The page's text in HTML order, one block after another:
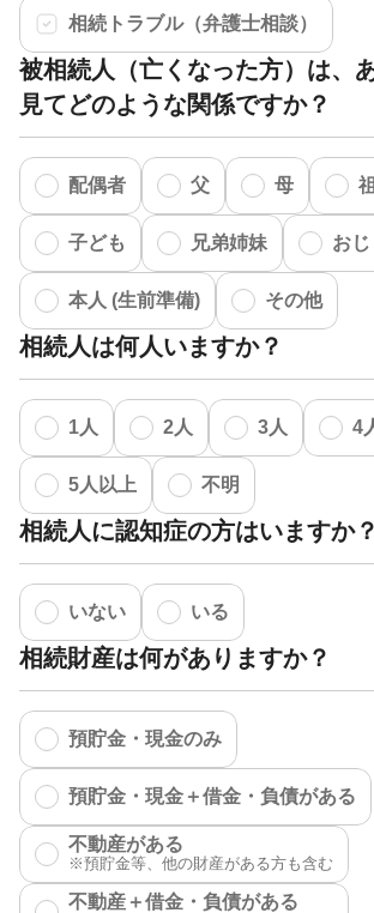
相続トラブル（弁護士相談）
被相続人（亡くなった方）は、
見てどのような関係ですか？
配偶者 父 母
子ども 兄弟姉妹 お
本人 (生前準備) その他
相続人は何人いますか？
1人 2人 3人 4
5人以上 不明
相続人に認知症の方はいますか？
いない いる
相続財産は何がありますか？
預貯金・現金のみ
預貯金・現金＋借金・負債がある
不動産がある
不動産＋借金・負債がある